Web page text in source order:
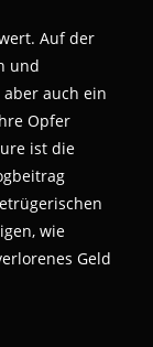
Auf der
und
auch ein
Opfer
ist die
wie
Geld